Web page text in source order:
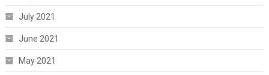
July 2021
June 2021
May 2021